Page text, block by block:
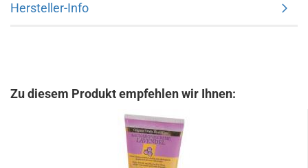
Hersteller-Info
Zu diesem Produkt empfehlen wir Ihnen: